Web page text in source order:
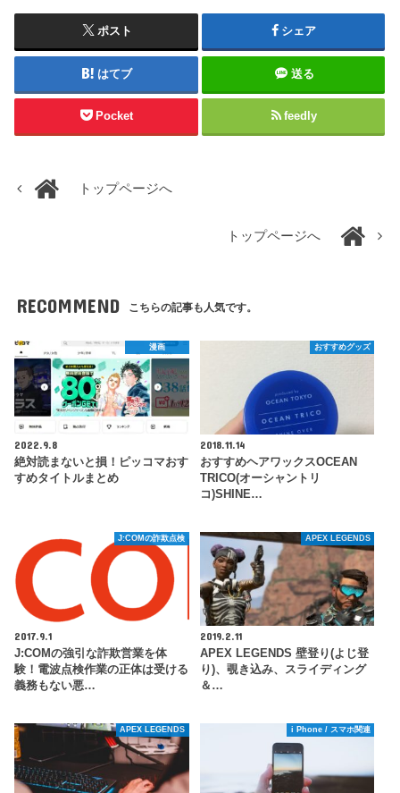
ポスト シェア
はてブ 送る
Pocket feedly
トップページへ
トップページへ
RECOMMEND こちらの記事も人気です。
漫画
2022.9.8
絶対読まないと損！ピッコマおす
すめタイトルまとめ
おすすめグッズ
2018.11.14
おすすめヘアワックスOCEAN
TRICO(オーシャントリ
コ)SHINE…
J:COMの詐欺点検
2017.9.1
J:COMの強引な詐欺営業を体
験！電波点検作業の正体は受ける
義務もない悪…
APEX LEGENDS
2019.2.11
APEX LEGENDS 壁登り(よじ登
り)、覗き込み、スライディング
＆…
APEX LEGENDS i Phone / スマホ関連